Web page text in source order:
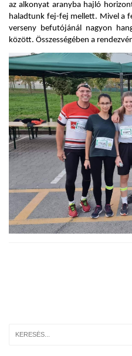
az alkonyat aranyba hajló
haladtunk fej-fej mellett. Mivel a
verseny befutójánál nagyon
között. Összességében a